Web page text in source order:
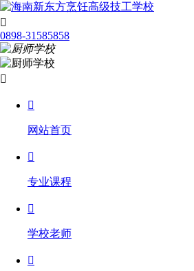

0898-31585858


网站首页

专业课程

学校老师
